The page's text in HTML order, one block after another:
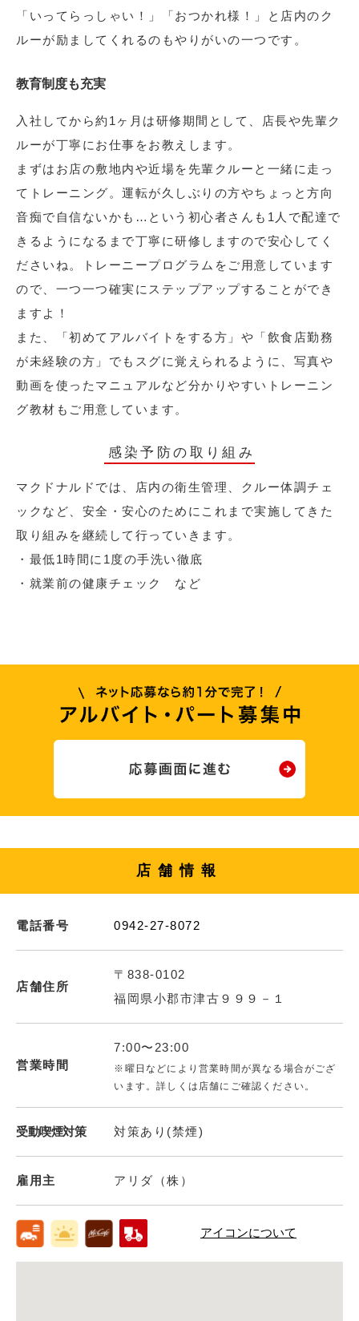
「いってらっしゃい！」「おつかれ様！」と店内のク
ルーが励ましてくれるのもやりがいの一つです。
教育制度も充実
入社してから約1ヶ月は研修期間として、店長や先輩ク
ルーが丁寧にお仕事をお教えします。
まずはお店の敷地内や近場を先輩クルーと一緒に走っ
てトレーニング。運転が久しぶりの方やちょっと方向
音痴で自信ないかも…という初心者さんも1人で配達で
きるようになるまで丁寧に研修しますので安心してく
ださいね。トレーニープログラムをご用意しています
ので、一つ一つ確実にステップアップすることができ
ますよ！
また、「初めてアルバイトをする方」や「飲食店勤務
が未経験の方」でもスグに覚えられるように、写真や
動画を使ったマニュアルなど分かりやすいトレーニン
グ教材もご用意しています。
感染予防の取り組み
マクドナルドでは、店内の衛生管理、クルー体調チェ
ックなど、安全・安心のためにこれまで実施してきた
取り組みを継続して行っていきます。
・最低1時間に1度の手洗い徹底
・就業前の健康チェック など
店舗情報
電話番号 0942-27-8072
店舗住所
〒838-0102
福岡県小郡市津古９９９－１
営業時間
7:00〜23:00
※曜日などにより営業時間が異なる場合がござ
います。詳しくは店舗にご確認ください。
受動喫煙対策 対策あり(禁煙)
雇用主 アリダ（株）
アイコンについて